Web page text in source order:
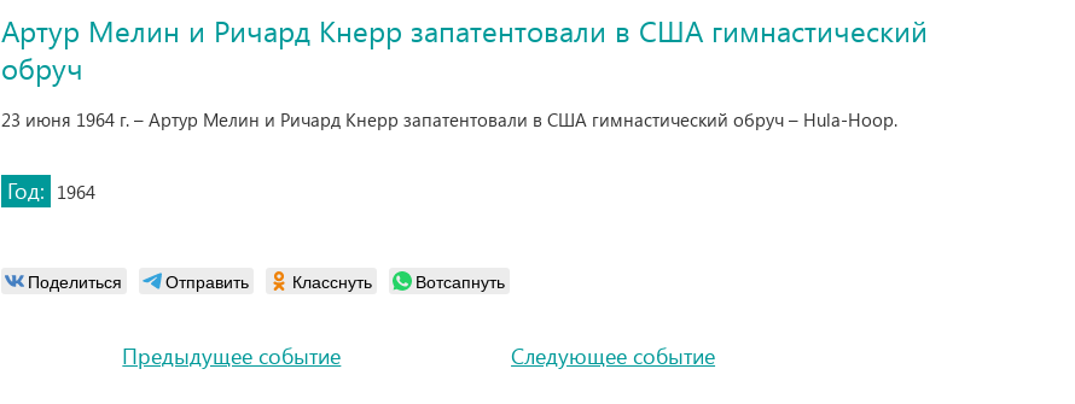
Артур Мелин и Ричард Кнерр запатентовали в США гимнастический
обруч
23 июня 1964 г. – Артур Мелин и Ричард Кнерр запатентовали в США гимнастический обруч – Hula-Hoop.
Год: 1964
Поделиться Отправить Класснуть Вотсапнуть
Предыдущее событие Следующее событие